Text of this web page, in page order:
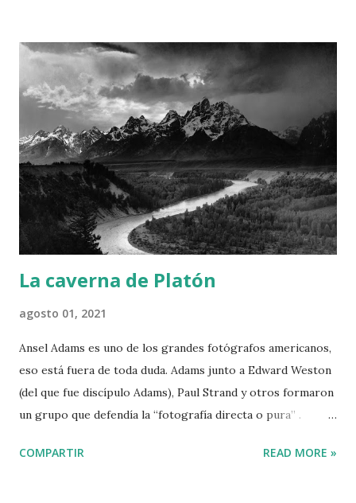
1990. Hojeando una edición facsímil de “Description de
l’Égypte” (Institut d’Orient, 1988) me sorprendieron varias
menciones a Ozymandias, no sabía a quién o qué se referían.
El vocablo era una transliteración griega de una
denominación del faraón Ramses II (1303 a.C-1213 aC., XIX
dinastía). La “Description de l’Égypte” fue publicada en
1820 como resumen recopilatorio de los materiales
reunidos por la expedición de Napoleón a Egipto en 1798.
Esta expedición, la pr...
La caverna de Platón
agosto 01, 2021
Ansel Adams es uno de los grandes fotógrafos americanos,
eso está fuera de toda duda. Adams junto a Edward Weston
(del que fue discípulo Adams), Paul Strand y otros formaron
un grupo que defendía la “fotografía directa o pura” .
llamados “pictorialistas” . Confieso que Ansel Adams nunca
COMPARTIR READ MORE »